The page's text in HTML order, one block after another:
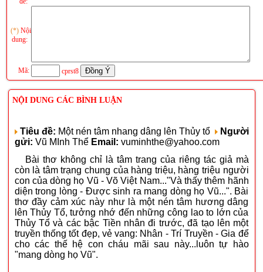
(*) Nội
dung:
Mã: cprst8
NỘI DUNG CÁC BÌNH LUẬN
Tiêu đề: Một nén tâm nhang dâng lên Thủy tổ
Người
gửi: Vũ MInh Thể Email: vuminhthe@yahoo.com
Bài thơ không chỉ là tâm trang của riêng tác giả mà
còn là tâm trạng chung của hàng triệu, hàng triệu người
con của dòng họ Vũ - Võ Việt Nam..."Và thấy thêm hãnh
diện trong lòng - Được sinh ra mang dòng họ Vũ...". Bài
thơ đầy cảm xúc này như là một nén tâm hương dâng
lên Thủy Tổ, tưởng nhớ đến những công lao to lớn của
Thủy Tổ và các bậc Tiền nhân đi trước, đã tạo lên một
truyền thống tốt đẹp, vẻ vang: Nhân - Trí Truyền - Gia để
cho các thế hệ con cháu mãi sau này...luôn tự hào
"mang dòng họ Vũ".